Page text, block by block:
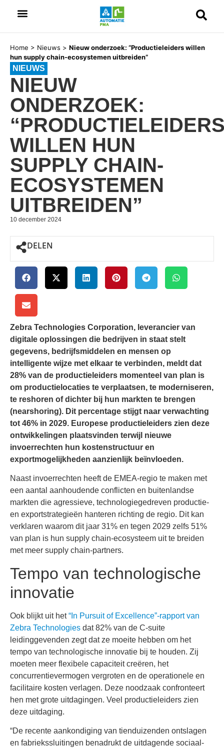
Home > Nieuws > Nieuw onderzoek: “Productieleiders willen
hun supply chain-ecosystemen uitbreiden”
NIEUWS
NIEUW
ONDERZOEK:
WILLEN HUN
SUPPLY CHAIN-
ECOSYSTEMEN
UITBREIDEN”
10 december 2024
DELEN
Zebra Technologies Corporation, leverancier van
digitale oplossingen die bedrijven in staat stelt
gegevens, bedrijfsmiddelen en mensen op
intelligente wijze met elkaar te verbinden, meldt dat
28% van de productieleiders momenteel van plan is
om productielocaties te verplaatsen, te moderniseren,
te reshoren of dichter bij hun markten te brengen
(nearshoring). Dit percentage stijgt naar verwachting
tot 46% in 2029. Europese productieleiders zien deze
ontwikkelingen plaatsvinden terwijl nieuwe
invoerrechten hun kostenstructuur en
exportmogelijkheden aanzienlijk beïnvloeden.
Naast invoerrechten heeft de EMEA-regio te maken met
een aantal aanhoudende conflicten en buitenlandse
markten die agressieve, technologiegedreven productie-
en exportstrategieën hanteren richting de regio. Dit kan
verklaren waarom dit jaar 31% en tegen 2029 zelfs 51%
van plan is hun supply chain-ecosysteem uit te breiden
met meer supply chain-partners.
Tempo van technologische
innovatie
Ook blijkt uit het“In Pursuit of Excellence”-rapport van
Zebra Technologies dat 82% van de C-suite
leidinggevenden zegt dat ze moeite hebben om het
tempo van technologische innovatie bij te houden. Zij
moeten meer flexibele capaciteit creëren, het
concurrentievermogen vergroten en de operationele en
facilitaire kosten verlagen. Deze noodzaak confronteert
hen met grote uitdagingen. Veel productieleiders zien
deze uitdaging.
“De recente aankondiging van tienduizenden ontslagen
en fabriekssluitingen benadrukt de uitdagende sociaal-